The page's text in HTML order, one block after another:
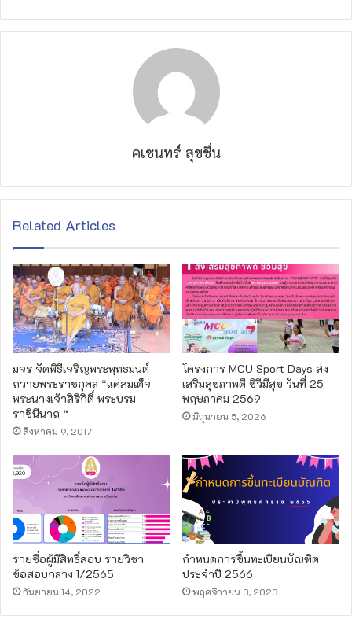
คเชนทร์ สุขชื่น
Related Articles
มจร จัดพิธีเจริญพระพุทธมนต์
ถวายพระราชกุศล “แด่สมเด็จ
พระนางเจ้าสิริกิติ์ พระบรม
ราชินีนาถ “
สิงหาคม 9, 2017
โครงการ MCU Sport Days ส่ง
เสริมสุขภาพดี ชีวีมีสุข วันที่ 25
พฤษภาคม 2569
มิถุนายน 5, 2026
รายชื่อผู้มีสิทธิ์สอบ รายวิชา
ข้อสอบกลาง 1/2565
กันยายน 14, 2022
กำหนดการขึ้นทะเบียนบัณฑิต
ประจำปี 2566
พฤศจิกายน 3, 2023